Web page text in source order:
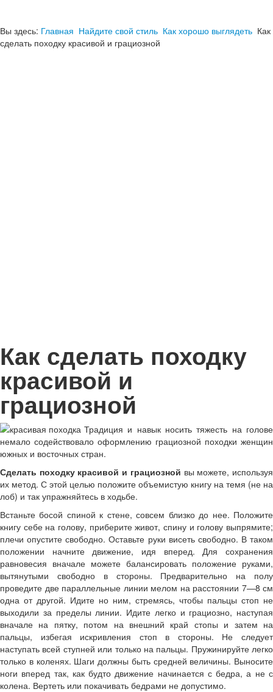
Вы здесь: Главная Найдите свой стиль Как хорошо выглядеть Как
сделать походку красивой и грациозной
Как сделать походку
красивой и
грациозной
Традиция и навык носить тяжесть на голове
немало содействовало оформлению грациозной походки женщин
южных и восточных стран.
Сделать походку красивой и грациозной вы можете, используя
их метод. С этой целью положите объемистую книгу на темя (не на
лоб) и так упражняйтесь в ходьбе.
Встаньте босой спиной к стене, совсем близко до нее. Положите
книгу себе на голову, приберите живот, спину и голову выпрямите;
плечи опустите свободно. Оставьте руки висеть свободно. В таком
положении начните движение, идя вперед. Для сохранения
равновесия вначале можете балансировать положение руками,
вытянутыми свободно в стороны. Предварительно на полу
проведите две параллельные линии мелом на расстоянии 7—8 см
одна от другой. Идите но ним, стремясь, чтобы пальцы стоп не
выходили за пределы линии. Идите легко и грациозно, наступая
вначале на пятку, потом на внешний край стопы и затем на
пальцы, избегая искривления стоп в стороны. Не следует
наступать всей ступней или только на пальцы. Пружинируйте легко
только в коленях. Шаги должны быть средней величины. Выносите
ноги вперед так, как будто движение начинается с бедра, а не с
колена. Вертеть или покачивать бедрами не допустимо.